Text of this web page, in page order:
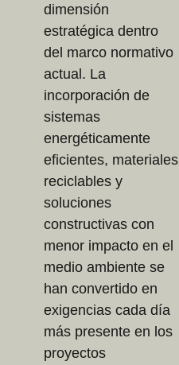
dimensión
estratégica dentro
del marco normativo
actual. La
incorporación de
sistemas
energéticamente
eficientes, materiales
reciclables y
soluciones
constructivas con
menor impacto en el
medio ambiente se
han convertido en
exigencias cada día
más presente en los
proyectos